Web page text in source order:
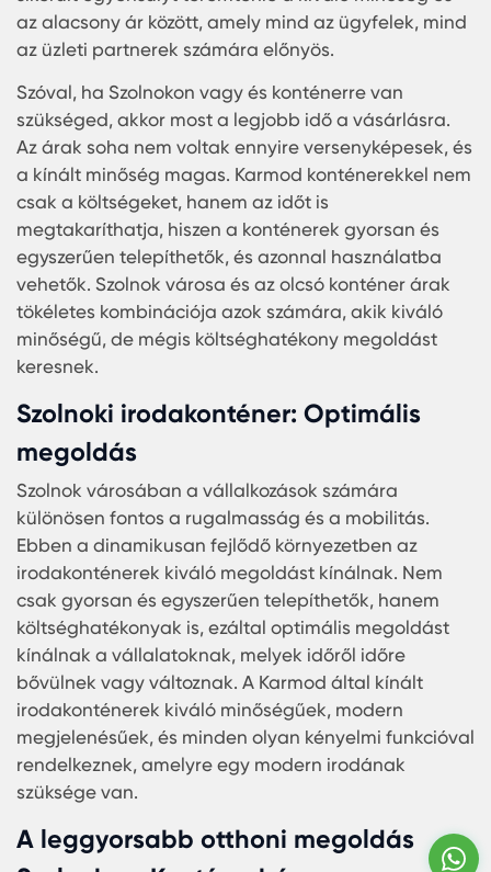
kiváló minőségű termékeket kínál versenyképes
áron. Emellett a logisztikai és gyártási költségek
is csökkennek.
Ezen kívül a helyi beszállítókkal való
a helyi munkaerő alkalmazása és az innovatív
gyártási technológiák is hozzájárulnak az
alacsonyabb árakhoz. Egy olcsó konténer nem
jelenti azt, hogy az alacsonyabb minőségű,
különösen, ha Karmodról beszélünk. A márkának
sikerült egyensúlyt teremtenie a kiváló minőség
az alacsony ár között, amely mind az ügyfelek,
Szóval, ha Szolnokon vagy és konténerre van
szükséged, akkor most a legjobb idő a
Az árak soha nem voltak ennyire
a kínált minőség magas. Karmod konténerekkel
csak a költségeket, hanem az időt is
megtakaríthatja, hiszen a konténerek gyorsan és
egyszerűen telepíthetők, és azonnal használatba
vehetők. Szolnok városa és az olcsó konténer
tökéletes kombinációja azok számára, akik kiváló
minőségű, de mégis költséghatékony megoldást
keresnek.
Szolnoki irodakonténer: Optimális
megoldás